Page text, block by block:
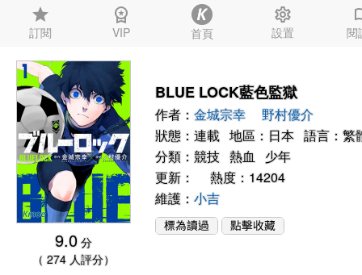
star
訂閱
workspace_premium
VIP 首頁
settings
設置 閱
9.0 分
（ 274 人評分）
BLUE LOCK藍色監獄
作者： 金城宗幸
野村優介
狀態：連載 地區：日本 語言：繁
分類： 競技 熱血 少年
更新： 熱度：14204
維護： 小吉